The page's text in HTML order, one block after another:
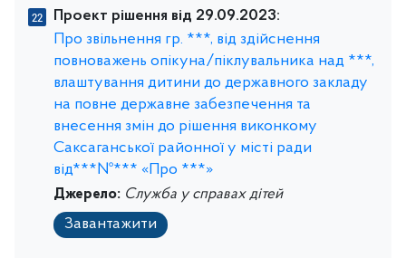
Проект рішення від 29.09.2023:
Про звільнення гр. ***, від здійснення
повноважень опікуна/піклувальника над ***,
влаштування дитини до державного закладу
на повне державне забезпечення та
внесення змін до рішення виконкому
Саксаганської районної у місті ради
від***№*** «Про ***»
Джерело: Служба у справах дітей
Завантажити